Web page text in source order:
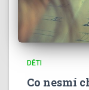
DĚTI
Co nesmí